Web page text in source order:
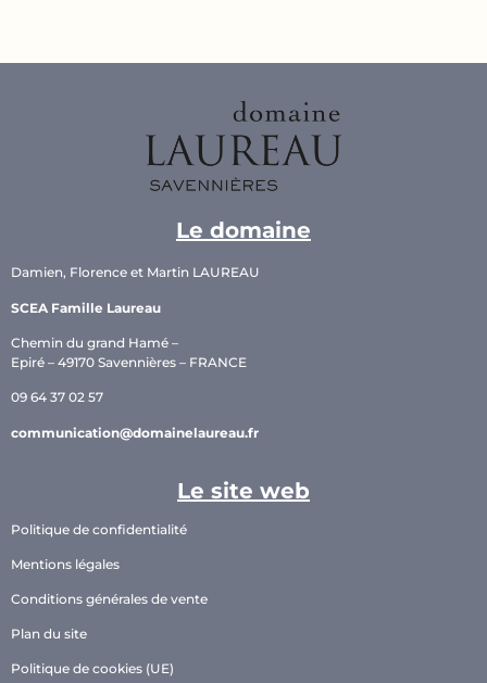
Le domaine
Damien, Florence et Martin LAUREAU
SCEA Famille Laureau
Chemin du grand Hamé –
Epiré – 49170 Savennières – FRANCE
09 64 37 02 57
communication@domainelaureau.fr
Le site web
Politique de confidentialité
Mentions légales
Conditions générales de vente
Plan du site
Politique de cookies (UE)